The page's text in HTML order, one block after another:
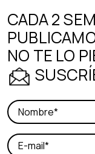
CADA 2
NO TE LO